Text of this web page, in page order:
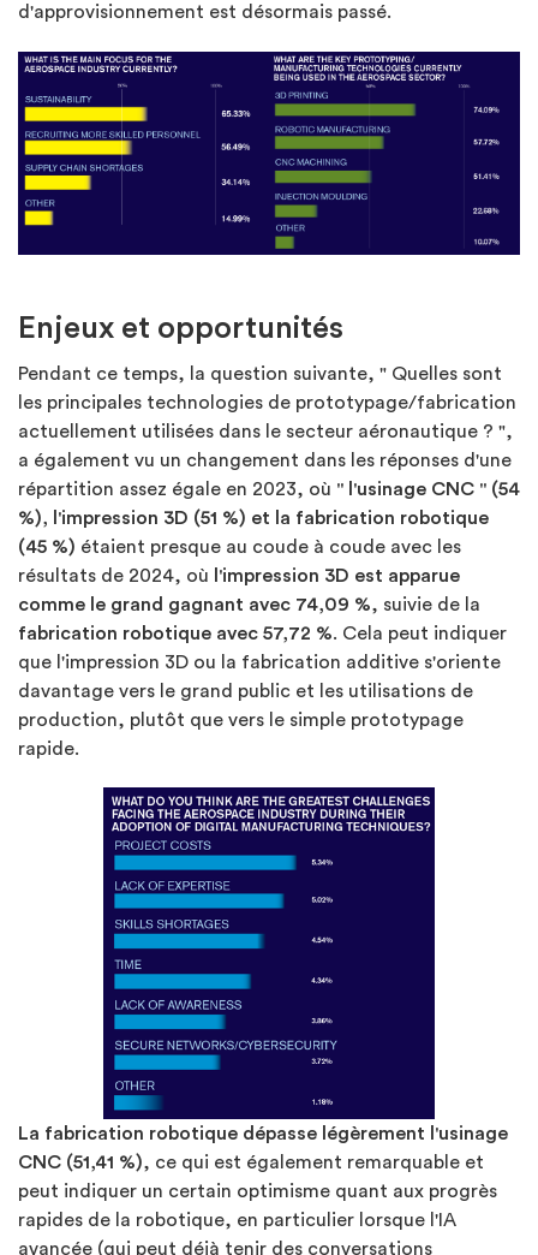
d'approvisionnement est désormais passé.
Enjeux et opportunités
Pendant ce temps, la question suivante, " Quelles sont
les principales technologies de prototypage/fabrication
actuellement utilisées dans le secteur aéronautique ? ",
a également vu un changement dans les réponses d'une
répartition assez égale en 2023, où " l'usinage CNC " (54
%), l'impression 3D (51 %) et la fabrication robotique
(45 %) étaient presque au coude à coude avec les
résultats de 2024, où
l'impression 3D est apparue
comme le grand gagnant avec 74,09 %, suivie de la
fabrication robotique avec 57,72 %. Cela peut indiquer
que l'impression 3D ou la fabrication additive s'oriente
davantage vers le grand public et les utilisations de
production, plutôt que vers le simple prototypage
rapide.
La fabrication robotique dépasse légèrement l'usinage
CNC (51,41 %), ce qui est également remarquable et
peut indiquer un certain optimisme quant aux progrès
rapides de la robotique, en particulier lorsque l'IA
avancée (qui peut déjà tenir des conversations